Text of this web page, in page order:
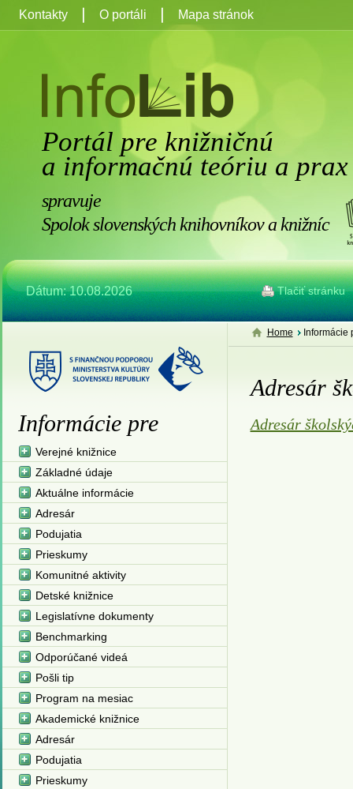
Portál pre knižničnú
a informačnú teóriu a prax
spravuje
Spolok slovenských knihovníkov a knižníc
Dátum: 10.08.2026 Tlačiť stránku
Kontakty O portáli Mapa stránok
Home Informácie
Adresár
Adresár
Informácie pre
Verejné knižnice
Základné údaje
Aktuálne informácie
Adresár
Podujatia
Prieskumy
Komunitné aktivity
Detské knižnice
Legislatívne dokumenty
Benchmarking
Odporúčané videá
Pošli tip
Program na mesiac
Akademické knižnice
Adresár
Podujatia
Prieskumy